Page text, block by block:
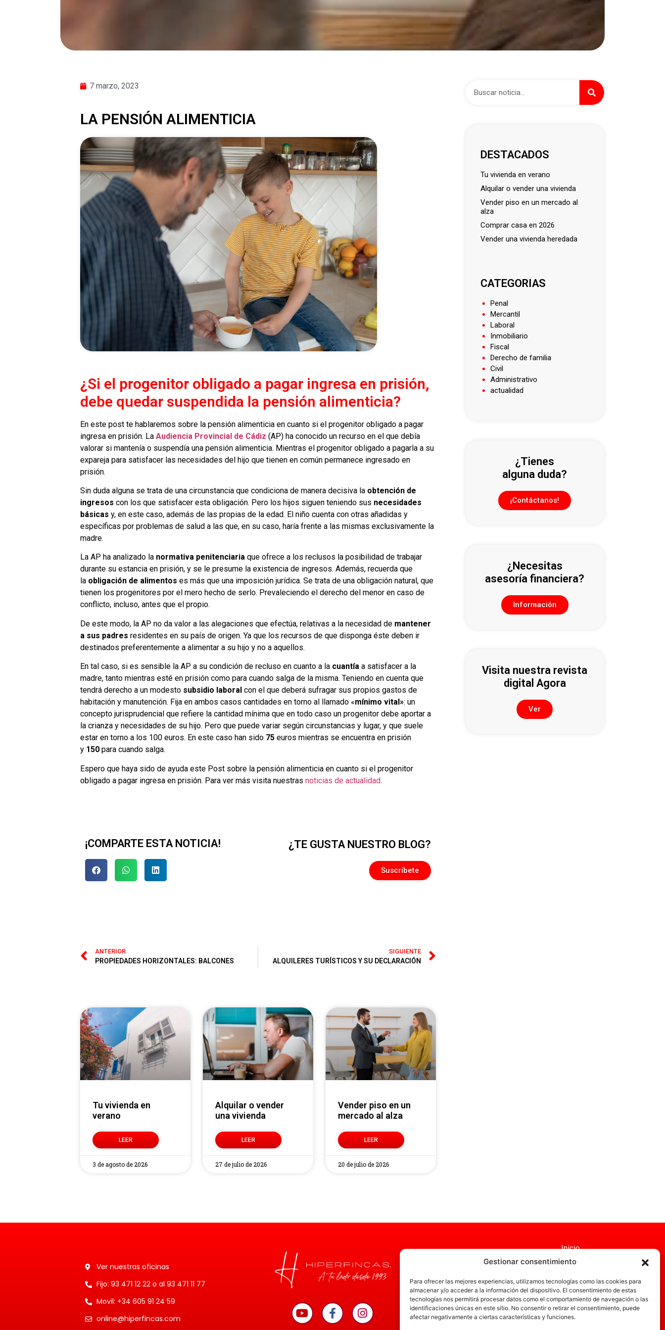
Gestionar consentimiento
Para ofrecer las mejores experiencias, utilizamos tecnologías como las cookies para
almacenar y/o acceder a la información del dispositivo. El consentimiento de estas
tecnologías nos permitirá procesar datos como el comportamiento de navegación o las
identificaciones únicas en este sitio. No consentir o retirar el consentimiento, puede
afectar negativamente a ciertas características y funciones.
7 marzo, 2023
LA PENSIÓN ALIMENTICIA
¿Si el progenitor obligado a pagar ingresa en prisión,
debe quedar suspendida la pensión alimenticia?
En este post te hablaremos sobre la pensión alimenticia en cuanto si el progenitor obligado a pagar
ingresa en prisión. La Audiencia Provincial de Cádiz (AP) ha conocido un recurso en el que debía
valorar si mantenía o suspendía una pensión alimenticia. Mientras el progenitor obligado a pagarla a su
expareja para satisfacer las necesidades del hijo que tienen en común permanece ingresado en
prisión.
Sin duda alguna se trata de una circunstancia que condiciona de manera decisiva la obtención de
ingresos con los que satisfacer esta obligación. Pero los hijos siguen teniendo sus necesidades
básicas y, en este caso, además de las propias de la edad. El niño cuenta con otras añadidas y
específicas por problemas de salud a las que, en su caso, haría frente a las mismas exclusivamente la
madre.
La AP ha analizado la normativa penitenciaria que ofrece a los reclusos la posibilidad de trabajar
durante su estancia en prisión, y se le presume la existencia de ingresos. Además, recuerda que
la obligación de alimentos es más que una imposición jurídica. Se trata de una obligación natural, que
tienen los progenitores por el mero hecho de serlo. Prevaleciendo el derecho del menor en caso de
conflicto, incluso, antes que el propio.
De este modo, la AP no da valor a las alegaciones que efectúa, relativas a la necesidad de mantener
a sus padres residentes en su país de origen. Ya que los recursos de que disponga éste deben ir
destinados preferentemente a alimentar a su hijo y no a aquellos.
En tal caso, si es sensible la AP a su condición de recluso en cuanto a la cuantía a satisfacer a la
madre, tanto mientras esté en prisión como para cuando salga de la misma. Teniendo en cuenta que
tendrá derecho a un modesto subsidio laboral con el que deberá sufragar sus propios gastos de
habitación y manutención. Fija en ambos casos cantidades en torno al llamado «mínimo vital»: un
concepto jurisprudencial que refiere la cantidad mínima que en todo caso un progenitor debe aportar a
la crianza y necesidades de su hijo. Pero que puede variar según circunstancias y lugar, y que suele
estar en torno a los 100 euros. En este caso han sido 75 euros mientras se encuentra en prisión
y 150 para cuando salga.
Espero que haya sido de ayuda este Post sobre la pensión alimenticia en cuanto si el progenitor
obligado a pagar ingresa en prisión. Para ver más visita nuestras noticias de actualidad.
¡COMPARTE ESTA NOTICIA! ¿TE GUSTA NUESTRO BLOG?
Suscríbete
ANTERIOR
PROPIEDADES HORIZONTALES: BALCONES
SIGUIENTE
ALQUILERES TURÍSTICOS Y SU DECLARACIÓN
Tu vivienda en
verano
LEER
3 de agosto de 2026
Alquilar o vender
una vivienda
LEER
27 de julio de 2026
Vender piso en un
mercado al alza
LEER
20 de julio de 2026
DESTACADOS
tu vivienda en verano
alquilar o vender una vivienda
vender piso en un mercado al
alza
comprar casa en 2026
vender una vivienda heredada
CATEGORIAS
Penal
Mercantil
Laboral
Inmobiliario
Fiscal
Derecho de familia
Civil
Administrativo
actualidad
¿Tienes
alguna duda?
¡Contáctanos!
¿Necesitas
asesoría financiera?
Información
Visita nuestra revista
digital Agora
Ver
Ver nuestras oficinas
Fijo: 93 471 12 22 o al 93 471 11 77
Movil: +34 605 91 24 59
online@hiperfincas.com
Inicio
Servicios
Administración
Actualidad
Obra nueva